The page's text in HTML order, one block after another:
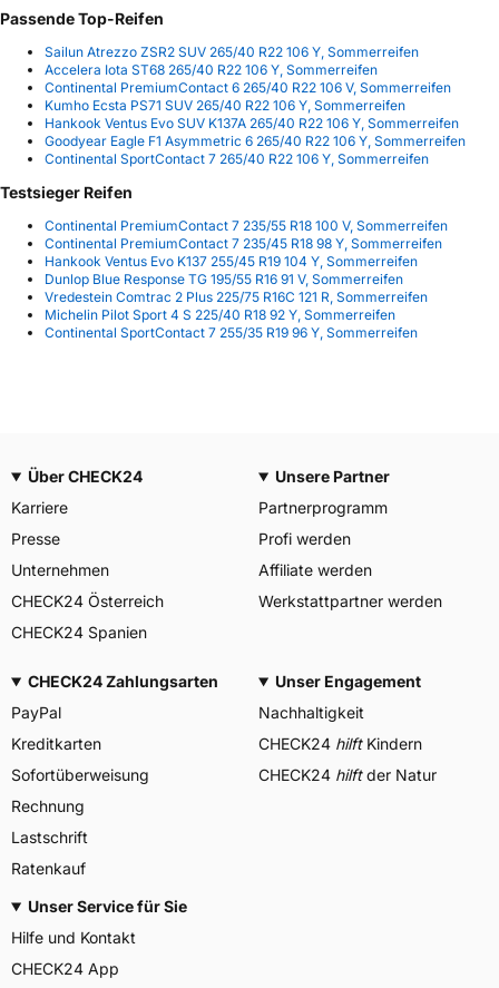
Passende Top-Reifen
Sailun Atrezzo ZSR2 SUV 265/40 R22 106 Y, Sommerreifen
Accelera Iota ST68 265/40 R22 106 Y, Sommerreifen
Continental PremiumContact 6 265/40 R22 106 V, Sommerreifen
Kumho Ecsta PS71 SUV 265/40 R22 106 Y, Sommerreifen
Hankook Ventus Evo SUV K137A 265/40 R22 106 Y, Sommerreifen
Goodyear Eagle F1 Asymmetric 6 265/40 R22 106 Y, Sommerreifen
Continental SportContact 7 265/40 R22 106 Y, Sommerreifen
Testsieger Reifen
Continental PremiumContact 7 235/55 R18 100 V, Sommerreifen
Continental PremiumContact 7 235/45 R18 98 Y, Sommerreifen
Hankook Ventus Evo K137 255/45 R19 104 Y, Sommerreifen
Dunlop Blue Response TG 195/55 R16 91 V, Sommerreifen
Vredestein Comtrac 2 Plus 225/75 R16C 121 R, Sommerreifen
Michelin Pilot Sport 4 S 225/40 R18 92 Y, Sommerreifen
Continental SportContact 7 255/35 R19 96 Y, Sommerreifen
Über CHECK24
Karriere
Presse
Unternehmen
CHECK24 Österreich
CHECK24 Spanien
Unsere Partner
Partnerprogramm
Profi werden
Affiliate werden
Werkstattpartner werden
CHECK24 Zahlungsarten
PayPal
Kreditkarten
Sofortüberweisung
Rechnung
Lastschrift
Ratenkauf
Unser Engagement
Nachhaltigkeit
CHECK24 hilftKindern
CHECK24 hilftder Natur
Unser Service für Sie
Hilfe und Kontakt
CHECK24 App